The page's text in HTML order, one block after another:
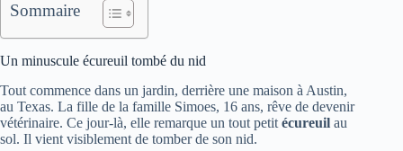
Sommaire
Un minuscule écureuil tombé du nid
Tout commence dans un jardin, derrière une maison à Austin,
au Texas. La fille de la famille Simoes, 16 ans, rêve de devenir
vétérinaire. Ce jour-là, elle remarque un tout petit écureuil au
sol. Il vient visiblement de tomber de son nid.